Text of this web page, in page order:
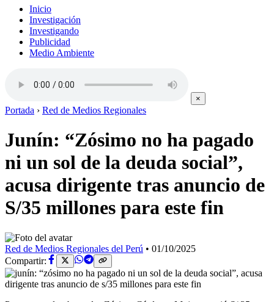
Inicio
Investigación
Investigando
Publicidad
Medio Ambiente
×
Portada › Red de Medios Regionales
Junín: “Zósimo no ha pagado
ni un sol de la deuda social”,
acusa dirigente tras anuncio de
S/35 millones para este fin
Red de Medios Regionales del Perú • 01/10/2025
Compartir: